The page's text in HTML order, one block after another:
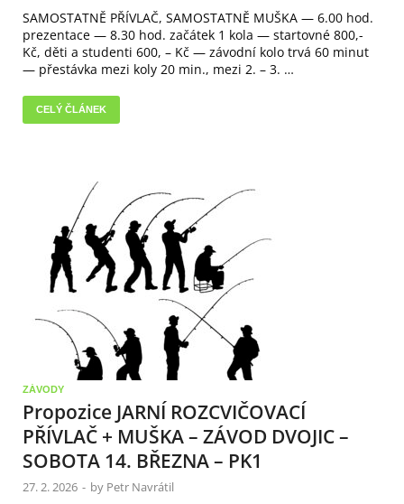
SAMOSTATNĚ PŘÍVLAČ, SAMOSTATNĚ MUŠKA — 6.00 hod.
prezentace — 8.30 hod. začátek 1 kola — startovné 800,-
Kč, děti a studenti 600, – Kč — závodní kolo trvá 60 minut
— přestávka mezi koly 20 min., mezi 2. – 3. …
CELÝ ČLÁNEK
ZÁVODY
Propozice JARNÍ ROZCVIČOVACÍ
PŘÍVLAČ + MUŠKA – ZÁVOD DVOJIC –
SOBOTA 14. BŘEZNA – PK1
27. 2. 2026 - by Petr Navrátil